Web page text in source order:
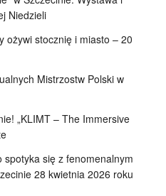
Niedzieli
ożywi stocznię i miasto – 20
Mistrzostw Polski w
„KLIMT – The Immersive
się z fenomenalnym
28 kwietnia 2026 roku